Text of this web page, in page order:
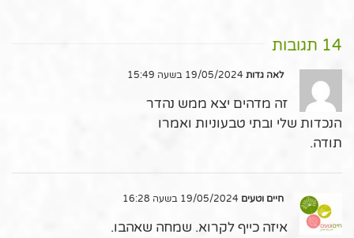
14 תגובות
לאה גדות
זה מדהים יצא ממש נהדר
הנכדות שלי ובתי טבעוניות ואמרו
תודה.
חיים וטעים
איזה כייף לקרוא. שמחה שאהבו.